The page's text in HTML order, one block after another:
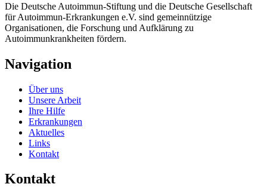
Die Deutsche Autoimmun-Stiftung und die Deutsche Gesellschaft
für Autoimmun-Erkrankungen e.V. sind gemeinnützige
Organisationen, die Forschung und Aufklärung zu
Autoimmunkrankheiten fördern.
Navigation
Über uns
Unsere Arbeit
Ihre Hilfe
Erkrankungen
Aktuelles
Links
Kontakt
Kontakt